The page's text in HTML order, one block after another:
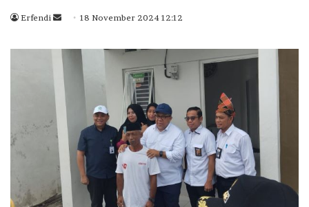
Erfendi
n
d
a
n
m
18 November 2024 12:12